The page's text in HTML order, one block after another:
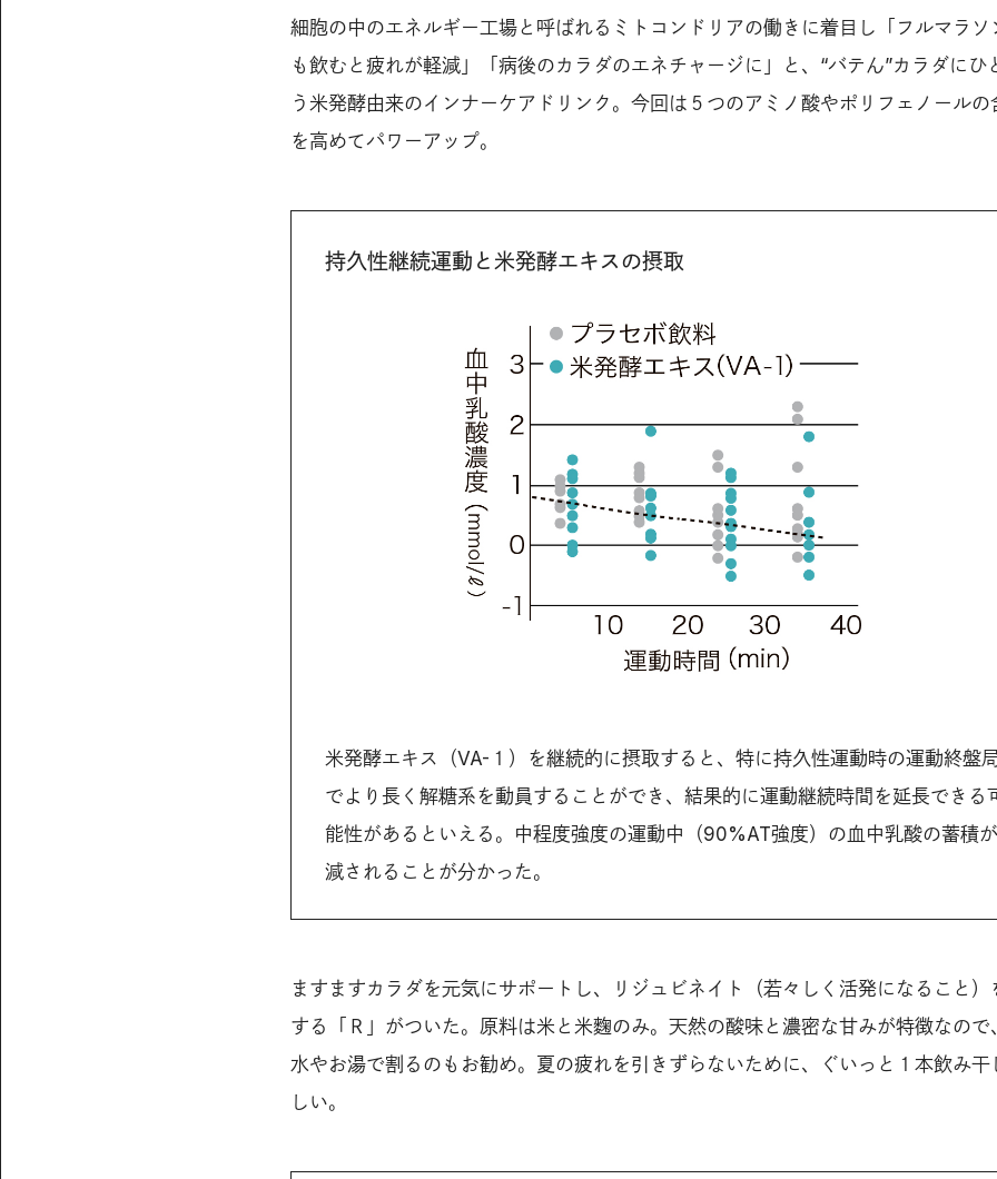
細胞の中のエネルギー工場と呼ばれるミトコンドリアの働きに着目し「フルマラソ
も飲むと疲れが軽減」「病後のカラダのエネチャージに」と、“バテん”カラダにひ
う米発酵由来のインナーケアドリンク。今回は５つのアミノ酸やポリフェノールの
を高めてパワーアップ。
持久性継続運動と米発酵エキスの摂取
米発酵エキス（VA-１）を継続的に摂取すると、特に持久性運動時の運動終盤
でより長く解糖系を動員することができ、結果的に運動継続時間を延長できる
能性があるといえる。中程度強度の運動中（90%AT強度）の血中乳酸の蓄積
減されることが分かった。
ますますカラダを元気にサポートし、リジュビネイト（若々しく活発になること）
する「Ｒ」がついた。原料は米と米麴のみ。天然の酸味と濃密な甘みが特徴なので
水やお湯で割るのもお勧め。夏の疲れを引きずらないために、ぐいっと１本飲み干
しい。